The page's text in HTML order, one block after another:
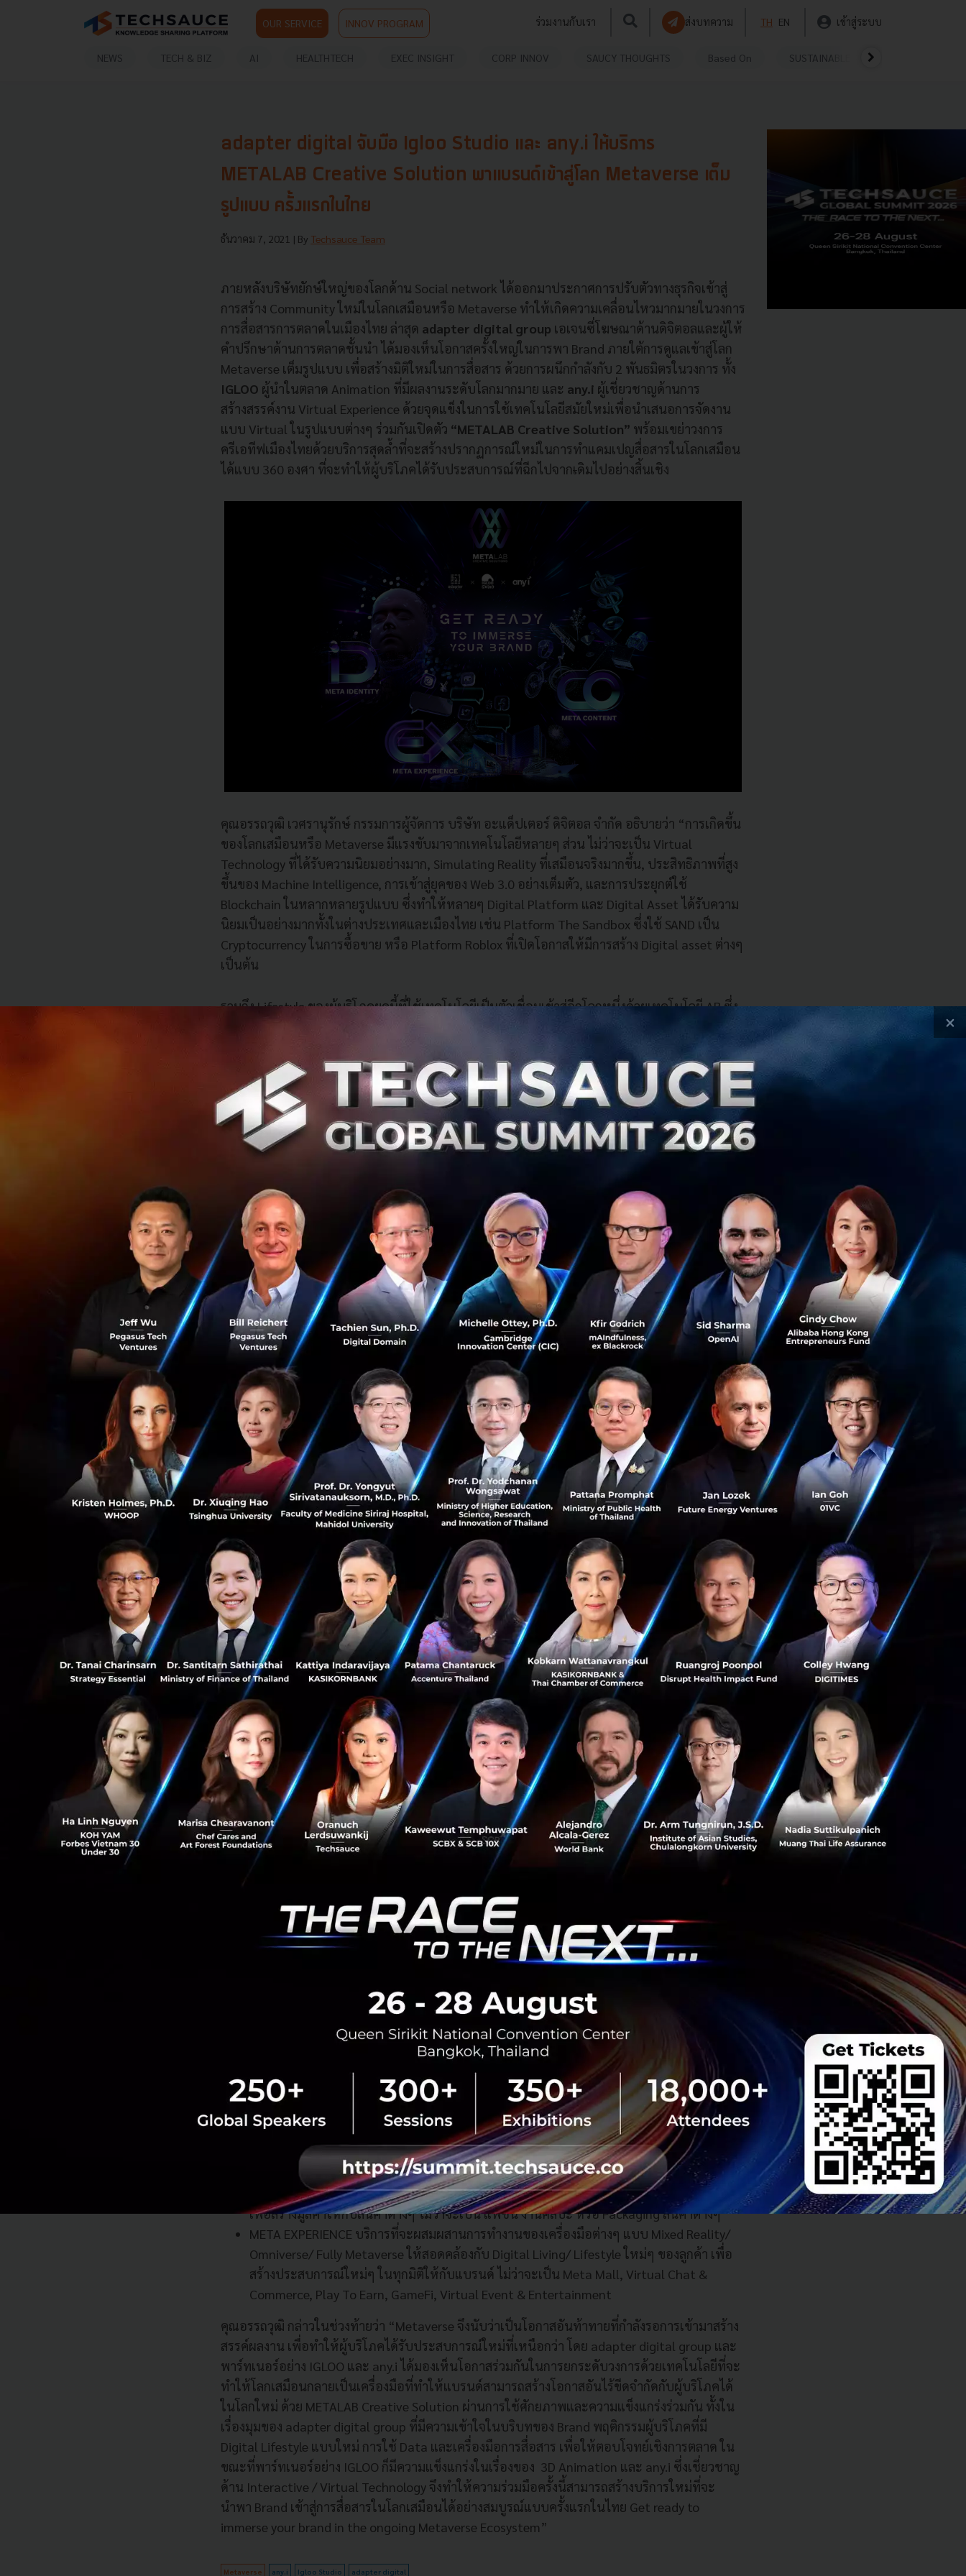
OUR SERVICE INNOV PROGRAM ร่วมงานกับเรา ส่งบทความ TH EN เข้าสู่ระบบ
NEWS TECH & BIZ AI HEALTHTECH EXEC INSIGHT CORP INNOV SAUCY THOUGHTS Based On SUSTAINABLE
0
411
adapter digital จับมือ Igloo Studio และ any.i ให้บริการ
METALAB Creative Solution พาแบรนด์เข้าสู่โลก Metaverse เต็ม
รูปแบบ ครั้งแรกในไทย
ธันวาคม 7, 2021 | By Techsauce Team
ภายหลังบริษัทยักษ์ใหญ่ของโลกด้าน Social network ได้ออกมาประกาศการปรับตัวทางธุรกิจเข้าสู่
การสร้าง Community ใหม่ในโลกเสมือนหรือ Metaverse ทำให้เกิดความเคลื่อนไหวมากมายในวงการ
การสื่อสารการตลาดในเมืองไทย ล่าสุด adapter digital group เอเจนซี่โฆษณาด้านดิจิตอลและผู้ให้
คำปรึกษาด้านการตลาดชั้นนำ ได้มองเห็นโอกาสครั้งใหญ่ในการพา Brand ภายใต้การดูแลเข้าสู่โลก
Metaverse เต็มรูปแบบ เพื่อสร้างมิติใหม่ในการสื่อสาร ด้วยการผนึกกำลังกับ 2 พันธมิตรในวงการ ทั้ง
IGLOO ผู้นำในตลาด Animation ที่มีผลงานระดับโลกมากมาย และ any.i ผู้เชี่ยวชาญด้านการ
สร้างสรรค์งาน Virtual Experience ด้วยจุดแข็งในการใช้เทคโนโลยีสมัยใหม่เพื่อนำเสนอการจัดงาน
แบบ Virtual ในรูปแบบต่างๆ ร่วมกันเปิดตัว “METALAB Creative Solution” พร้อมเขย่าวงการ
ครีเอทีฟเมืองไทยด้วยบริการสุดล้ำที่จะสร้างปรากฏการณ์ใหม่ในการทำแคมเปญสื่อสารในโลกเสมือน
ได้แบบ 360 องศา ที่จะทำให้ผู้บริโภคได้รับประสบการณ์ที่ฉีกไปจากเดิมไปอย่างสิ้นเชิง
คุณอรรถวุฒิ เวศรานุรักษ์ กรรมการผู้จัดการ บริษัท อะแด็ปเตอร์ ดิจิตอล จำกัด อธิบายว่า “การเกิดขึ้น
ของโลกเสมือนหรือ Metaverse มีแรงขับมาจากเทคโนโลยีหลายๆ ส่วน ไม่ว่าจะเป็น Virtual
Technology ที่ได้รับความนิยมอย่างมาก, Simulating Reality ที่เสมือนจริงมากขึ้น, ประสิทธิภาพที่สูง
ขึ้นของ Machine Intelligence, การเข้าสู่ยุคของ Web 3.0 อย่างเต็มตัว, และการประยุกต์ใช้
Blockchain ในหลากหลายรูปแบบ ซึ่งทำให้หลายๆ Digital Platform และ Digital Asset ได้รับความ
นิยมเป็นอย่างมากทั้งในต่างประเทศและเมืองไทย เช่น Platform The Sandbox ซึ่งใช้ SAND เป็น
Cryptocurrency ในการซื้อขาย หรือ Platform Roblox ที่เปิดโอกาสให้มีการสร้าง Digital asset ต่างๆ
เป็นต้น
รวมถึง Lifestyle ของผู้บริโภคยุคนี้ที่ใช้เทคโนโลยีเป็นตัวเชื่อมเข้าสู่อีกโลกหนึ่งด้วยเทคโนโลยี AR ซึ่ง
Facebook/ Instagram Spark AR, TikTok AR Filer, Google Lens เป็นต้น ทำให้เกิดบริการที่ตอบ
โจทย์พฤติกรรมดังกล่าวมากมาย ทั้งในรูปแบบ Application, ธุรกิจความบันเทิงแบบ Virtual
Entertainment, ธุรกิจค้าปลีกและร้านอาหารที่สร้างประสบการณ์การ shopping แบบใหม่บน Virtual
Store/ Meta Mall หรือแม้แต่การเกิดขึ้นของ Virtual Influencer ในช่วงไม่กี่เดือนที่ผ่านมา ทำให้เส้น
แบ่งระหว่างโลกแห่งความจริงทางกายภาพกับโลกเสมือนค่อยๆ จางลง จนแทบจะเป็นผสานกลายเป็น
บริการ METALAB Creative Solution จากความร่วมมือของ IGLOO และ any.i ในครั้งนี้”
คุณอรรถวุฒิ ยังได้ชี้ให้เห็นถึงเทรนด์ในโลก Metaverse ที่จะสร้างโอกาสให้กับโลกธุรกิจโดยเฉพาะใน
อุตสาหกรรมสื่อของประเทศให้เติบโตอย่างก้าวกระโดดไว้อย่างน่าสนใจถึง 6 ประเด็น ไม่ว่าจะเป็น
Metaverse จะกลายเป็น New Brand Economy (Digital Economy) ที่สร้างโอกาสใหม่ๆให้กับธุรกิจ
ต่างๆ ไม่ใช่แค่เครื่องมือทางการตลาด โดย Virtual Content/Asset จะกลายเป็นการสร้างมูลค่าที่ไร้
พรมแดนของ Creator และ Brand ต่างๆ ซึ่ง NFTs / Creator Economy จะกลายเป็นแรงขับเคลื่อนที่
สำคัญของเศรษฐกิจดิจิทัล และมีโอกาสเติบโตแบบ Exponential
Virtual จะกลายเป็น Mainstreaming ในอนาคตอันใกล้ (3-5 ปี)
Mixed Reality/ Hybrid Experience จะเป็นตัวกลางสำคัญที่เชื่อมโลกปัจจุบันเข้าสู่โลก
Metaverse
Metaverse จะเป็นโลกใหม่ที่ตอกย้ำ Decentralized platform/ Community/ Currency ที่ทุกๆ
คนสามารถ เสพ สร้าง และเป็นเจ้าของได้ ต่างจากยุค Social Media ซึ่ง Platform ที่จะ success
จะมี Ecosystem ที่สมบูรณ์ของตัวเอง รวมถึงลิงค์สู่ Multiverse อื่นๆ เชื่อมต่อถึงกันได้แบบไร้ขีด
จำกัด
Avatar Character ซึ่งเป็นตัวตนที่ 2 ของเราในโลกเสมือนจะกลายเป็นสิ่งจำเป็นสำหรับการสร้าง
Identity และการมีปฏิสัมพันธ์กันของผู้คนในโลก Virtual ทั้งสำหรับ Creator, คนทั่วไป หรือแม้
กระทั่ง Brand เอง ซึ่งสิ่งจำเป็นอย่างหนึ่งสำหรับการสร้าง Identity นอกเหนือจาก Character คือ
Virtual Fashion หรือ Avatar Fashion
การสร้างประสบการณ์บนโลก Metaverse มีโอกาสในการสร้าง Surprise ให้กับ Consumer ได้
มากกว่าโลกจริง เพราะทุกอย่างสามารถทำได้ตามที่เราจินตนาการ (Limitless Creativity /
Everything is possible in Metaverse)
ทางด้าน คุณณัฐ ยศวัฒนานนท์ กรรมการผู้จัดการ บริษัท
อิ๊กลู สตูดิโอจำกัด กล่าวว่า “Igloo Studio มี
ความยินดีที่ได้ร่วมงานกับ adapter digital group และ any.i ในครั้งนี้ โดยเราพร้อมที่จะนำจุดแข็งอัน
หลากหลายของทางสตูดิโอ ไม่ว่าจะเป็นด้านการผลิต Animation คุณภาพสูง การเล่า
เรื่อง Storytelling ที่น่าจดจำ และ Worldbuilding ที่เต็มเปี่ยมไปด้วยจินตนาการ มาเป็นเครื่องมือสร้าง
โลกเสมือนที่เชื่อมต่อกับโลกจริง เพื่อยกระดับประสบการณ์ในรูปแบบต่าง ๆ ให้แก่ผู้บริโภค และนำ
เสนอมิติใหม่ในการสื่อสารการตลาดในโลกยุคนี้ เราเชื่อว่าประสบการณ์และทีมงานของ Igloo
Studio จะช่วยส่งเสริมบริการภายใต้ METALAB Creative Solutions ได้อย่างหลากหลายแน่นอน”
ในขณะที่ คุณศศิศ สุวรรณปากแพรก กรรมการผู้จัดการบริษัท เอนี่ไอจำกัด อธิบายเสริมว่า “เรารู้สึก
ตื่นเต้นที่ได้เป็นส่วนหนึ่งของการเปิดตัวบริการ METALAB Creative Solution ซึ่งนับว่าเป็นเรื่องใหม่
สำหรับประเทศ ที่จะมีบริการซึ่งเข้าใจรูปแบบและองค์ประกอบของโลกเสมือนหรือ Metaverse ได้
อย่างครอบคลุมทุกกระบวนการตั้งแต่การนำเสนอไอเดียความคิดสร้างสรรค์ตามโจทย์ของลูกค้า มาถึง
ขั้นตอนของงาน Production ไปจนถึงการสร้าง Engagement กับผู้บริโภคซึ่งเป็นผู้รับสารจาก
Solution ใหม่แบบ Metaverse ซึ่งแน่นอนว่า any.i จะใช้ศักยภาพและความเชี่ยวชาญในการทำงาน
ด้าน Virtual Event และเทคโนโลยีขั้นสูงมาช่วยพลิกโฉมแคมเปญการสื่อสาร เพื่อให้วงการสื่อและ
ครีเอทีฟของไทยถูกยกระดับขึ้นเทียบขั้นประเทศชั้นนำ”
สำหรับ “METALAB Creative Solution” เป็นบริการใหม่ที่ตอบโจทย์การสื่อสารของ Brand รูปแบบ
ใหม่บนโลกเสมือน พร้อมพา Brand กลุ่มแรกเข้าสู่โลกของ Metaverse ในมิติต่างๆ ด้วยเครื่องมือที่ผสม
ผสานทั้งเทคโนโลยีและความคิดสร้างสรรค์ อาทิ
META IDENTITY บริการที่จะพัฒนาตัวตนใหม่ในโลกเสมือน ให้มีทั้งหน้าตา Character
และStory รวมถึง Engage กับกลุ่มเป้าหมายได้เหมือนจริง เพื่อนำพาแบรนด์สู่โลกเสมือนแบบไร้
ขีดจำกัด ไม่ว่าจะเป็น Virtual Presenter, Virtual Avatar, Virtual Influencer หรือแม้แต่
Virtual Creator
META CONTENT บริการที่เปลี่ยนรูปชิ้นงานจากโลกจริงให้มาสู่ Asset/ Content บนโลกเสมือน
เพื่อสร้างมูลค่าให้กับสินค้าต่างๆ ไม่ว่าจะเป็น แฟชั่น งานศิลปะ หรือ Packaging สินค้าต่างๆ
META EXPERIENCE บริการที่จะผสมผสานการทำงานของเครื่องมือต่างๆ แบบ Mixed Reality/
Omniverse/ Fully Metaverse ให้สอดคล้องกับ Digital Living/ Lifestyle ใหม่ๆ ของลูกค้า เพื่อ
สร้างประสบการณ์ใหม่ๆ ในทุกมิติให้กับแบรนด์ ไม่ว่าจะเป็น Meta Mall, Virtual Chat &
Commerce, Play To Earn, GameFi, Virtual Event & Entertainment
คุณอรรถวุฒิ กล่าวในช่วงท้ายว่า “Metaverse จึงนับว่าเป็นโอกาสอันท้าทายที่กำลังรอการเข้ามาสร้าง
สรรค์ผลงาน เพื่อทำให้ผู้บริโภคได้รับประสบการณ์ใหม่ที่เหนือกว่า โดย adapter digital group และ
พาร์ทเนอร์อย่าง IGLOO และ any.i ได้มองเห็นโอกาสร่วมกันในการยกระดับวงการด้วยเทคโนโลยีที่จะ
ทำให้โลกเสมือนกลายเป็นเครื่องมือที่ทำให้แบรนด์สามารถสร้างโอกาสอันไร้ขีดจำกัดกับผู้บริโภคได้
ในโลกใหม่ ด้วย METALAB Creative Solution ผ่านการใช้ศักยภาพและความแข็งแกร่งร่วมกัน ทั้งใน
เรื่องมุมของ adapter digital group ที่มีความเข้าใจในบริบทของ Brand พฤติกรรมผู้บริโภคที่มี
Digital Lifestyle แบบใหม่ การใช้ Data และเครื่องมือการสื่อสาร เพื่อให้ตอบโจทย์เชิงการตลาด ใน
ขณะที่พาร์ทเนอร์อย่าง IGLOO ก็มีความแข็งแกร่งในเรื่องของ 3D Animation และ any.i ซึ่งเชี่ยวชาญ
ด้าน Interactive / Virtual Technology จึงทำให้ความร่วมมือครั้งนี้สามารถสร้างบริการใหม่ที่จะ
นำพา Brand เข้าสู่การสื่อสารในโลกเสมือนได้อย่างสมบูรณ์แบบครั้งแรกในไทย Get ready to
immerse your brand in the ongoing Metaverse Ecosystem”
Metaverse any.i Igloo Studio adapter digital
×